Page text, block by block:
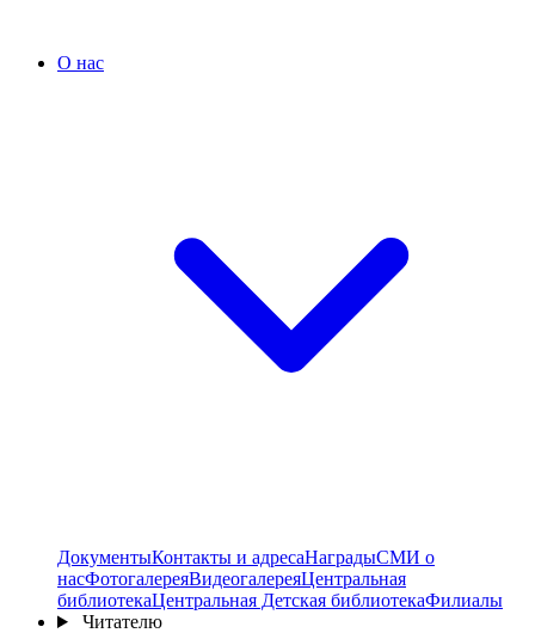
О нас
ДокументыКонтакты и адресаНаградыСМИ о
насФотогалереяВидеогалереяЦентральная
библиотекаЦентральная Детская библиотекаФилиалы
Читателю